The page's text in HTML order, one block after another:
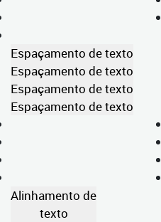
Espaçamento de texto
Espaçamento de texto
Espaçamento de texto
Espaçamento de texto
Alinhamento de
texto